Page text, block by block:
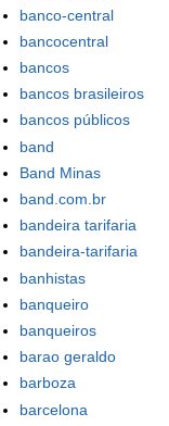
banco-central
bancocentral
bancos
bancos brasileiros
bancos públicos
band
Band Minas
band.com.br
bandeira tarifaria
bandeira-tarifaria
banhistas
banqueiro
banqueiros
barao geraldo
barboza
barcelona